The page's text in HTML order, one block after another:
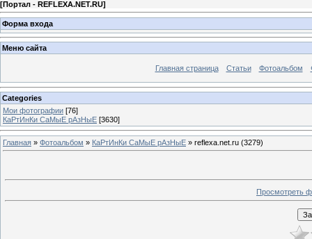
[Портал - REFLEXA.NET.RU]
Форма входа
Меню сайта
Главная страница Статьи Фотоальбом
Categories
Мои фотографии [76]
КаРтИнКи СаМыЕ рАзНыЕ [3630]
Главная » Фотоальбом » КаРтИнКи СаМыЕ рАзНыЕ » reflexa.net.ru (3279)
Просмотреть